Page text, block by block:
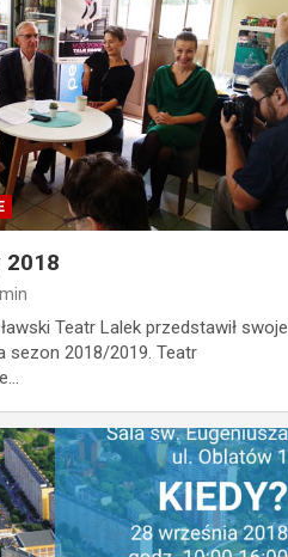
2018
Teatr Lalek przedstawił swoje
sezon 2018/2019. Teatr